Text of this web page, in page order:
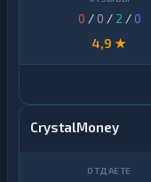
0 / 0 / 2 /0
4,9 ★
CrystalMoney